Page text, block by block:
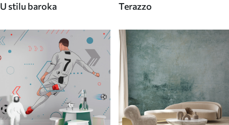
U stilu baroka Terazzo